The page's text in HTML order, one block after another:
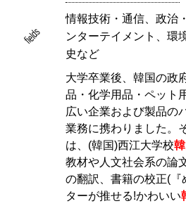
fields
情報技術・通信、政治
ンターテイメント、環
史など
大学卒業後、韓国の政
品・化学用品・ペット
広い企業および製品の
業務に携わりました。
は、(韓国)西江大学校
教材や人文社会系の論
の翻訳、書籍の校正(『
ターが推せる!かわいい